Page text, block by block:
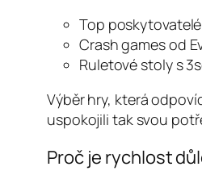
Top
Crash games od
Ruletové stoly s
Výběr hry, která
uspokojili tak svou
Proč je rychlost